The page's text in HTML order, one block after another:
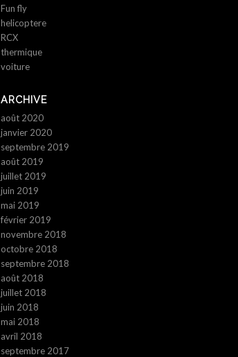
Fun fly
helicoptere
RCX
thermique
voiture
ARCHIVE
août 2020
janvier 2020
septembre 2019
août 2019
juillet 2019
juin 2019
mai 2019
février 2019
novembre 2018
octobre 2018
septembre 2018
août 2018
juillet 2018
juin 2018
mai 2018
avril 2018
septembre 2017